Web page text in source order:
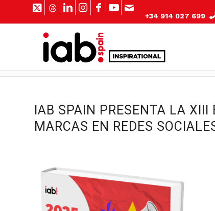
+34 914 027 699
IAB SPAIN PRESENTA LA XIII
MARCAS EN REDES